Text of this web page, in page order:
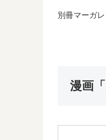
別冊マーガ
漫画